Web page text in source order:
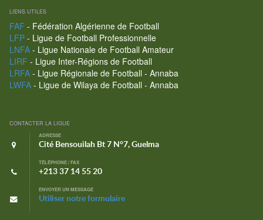
LIENS UTILES
FAF - Fédération Algérienne de Football
LFP- Ligue de Football Professionnelle
LNFA- Ligue Nationale de Football Amateur
LIRF - Ligue Inter-Régions de Football
LRFA- Ligue Régionale de Football - Annaba
LWFA- Ligue de Wilaya de Football - Annaba
CONTACTER LA LIGUE
ADRESSE
Cité Bensouilah Bt 7 N°7, Guelma
TÉLÉPHONE / FAX
+213 37 14 55 20
ENVOYER UN MESSAGE
Utiliser notre formulaire